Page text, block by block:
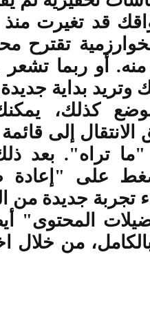
قد تغيرت
تقترح
أو ربما تشعر
وتريد بداية جديدة
كذلك،
إلى
تراه". بعد
على "إعادة
تجربة جديدة من
المحتوى"
من خلال